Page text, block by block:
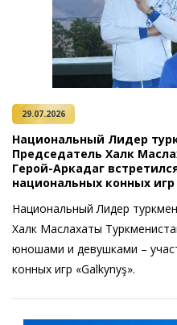
29.07.2026
Национальный Лидер
Председатель Халк
Герой-Аркадаг
национальных конных игр
Национальный Лидер
Халк Маслахаты
юношами и девушками –
конных игр «Galkynyş».